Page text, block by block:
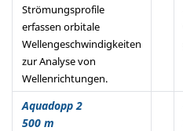
Strömungsprofile
erfassen orbitale
Wellengeschwindigkeiten
zur Analyse von
Wellenrichtungen.
Aquadopp 2
500 m